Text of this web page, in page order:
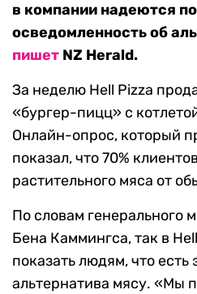
в компании надеются
осведомленность об
пишет NZ Herald.
За неделю Hell Pizza
«бургер-пицц» с
Онлайн-опрос, который
показал, что 70%
растительного мяса от
По словам генерального
Бена Каммингса, так в
показать людям, что есть
альтернатива мясу. «Мы